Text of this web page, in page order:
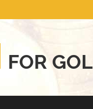
FOR GOL